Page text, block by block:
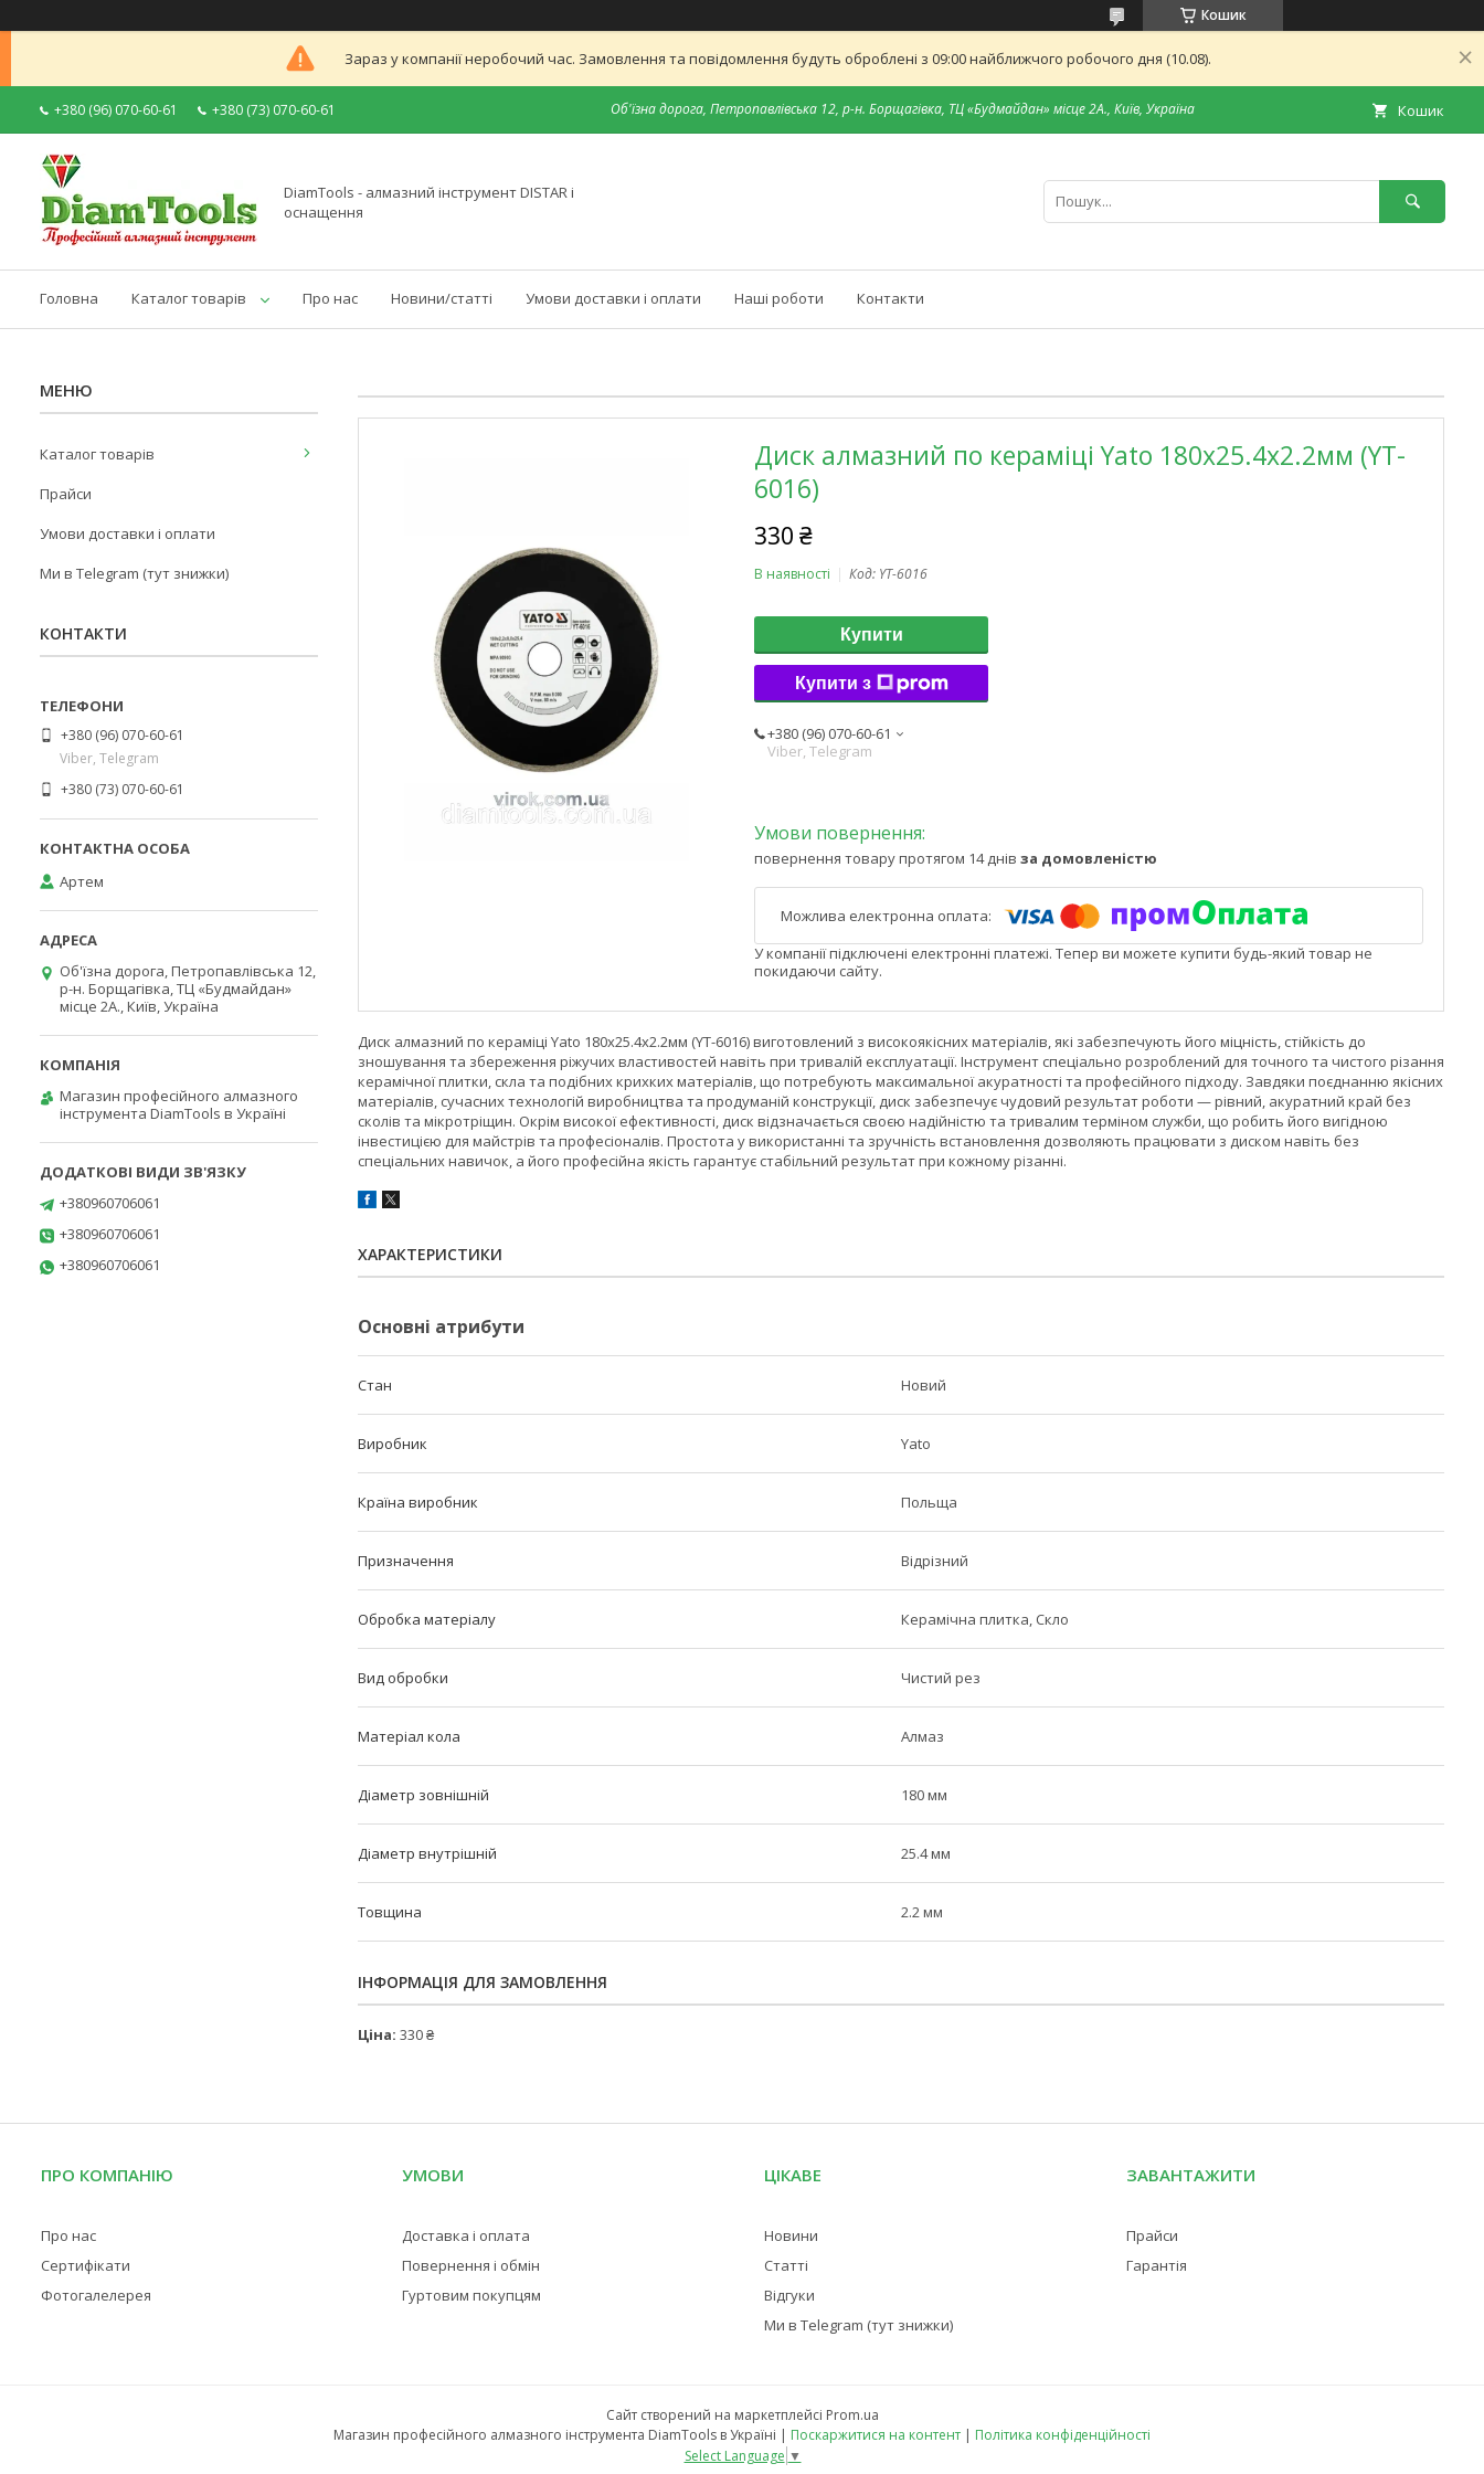
Кошик
Зараз у компанії неробочий час. Замовлення та повідомлення будуть оброблені з 09:00 найближчого робочого дня (10.08).
+380 (96) 070-60-61 +380 (73) 070-60-61 Об'їзна дорога, Петропавлівська 12, р-н. Борщагівка, ТЦ «Будмайдан» місце 2А., Київ, Україна Кошик
DiamTools - алмазний інструмент DISTAR і
оснащення
Головна Каталог товарів Про нас Новини/статті Умови доставки і оплати Наші роботи Контакти
Диск алмазний по кераміці Yato 180x25.4x2.2мм (YT-
6016)
330 ₴
В наявності Код: YT-6016
Купити
Купити з
+380 (96) 070-60-61
Viber, Telegram
повернення товару протягом 14 днів за домовленістю
У компанії підключені електронні платежі. Тепер ви можете купити будь-який товар не
покидаючи сайту.
Диск алмазний по кераміці Yato 180x25.4x2.2мм (YT-6016) виготовлений з високоякісних матеріалів, які забезпечують його міцність, стійкість до
зношування та збереження ріжучих властивостей навіть при тривалій експлуатації. Інструмент спеціально розроблений для точного та чистого різання
керамічної плитки, скла та подібних крихких матеріалів, що потребують максимальної акуратності та професійного підходу. Завдяки поєднанню якісних
матеріалів, сучасних технологій виробництва та продуманій конструкції, диск забезпечує чудовий результат роботи — рівний, акуратний край без
сколів та мікротріщин. Окрім високої ефективності, диск відзначається своєю надійністю та тривалим терміном служби, що робить його вигідною
інвестицією для майстрів та професіоналів. Простота у використанні та зручність встановлення дозволяють працювати з диском навіть без
спеціальних навичок, а його професійна якість гарантує стабільний результат при кожному різанні.
ХАРАКТЕРИСТИКИ
Основні атрибути
Стан Новий
Виробник Yato
Країна виробник Польща
Призначення Відрізний
Обробка матеріалу Керамічна плитка, Скло
Вид обробки Чистий рез
Матеріал кола Алмаз
Діаметр зовнішній 180 мм
Діаметр внутрішній 25.4 мм
Товщина 2.2 мм
ІНФОРМАЦІЯ ДЛЯ ЗАМОВЛЕННЯ
Ціна: 330 ₴
Каталог товарів
Прайси
Умови доставки і оплати
Ми в Telegram (тут знижки)
КОНТАКТИ
+380 (96) 070-60-61
Viber, Telegram
+380 (73) 070-60-61
Артем
Об'їзна дорога, Петропавлівська 12,
р-н. Борщагівка, ТЦ «Будмайдан»
місце 2А., Київ, Україна
Магазин професійного алмазного
інструмента DiamTools в Україні
+380960706061
+380960706061
+380960706061
ПРО КОМПАНІЮ
Про нас
Сертифікати
Фотогалелерея
УМОВИ
Доставка і оплата
Повернення і обмін
Гуртовим покупцям
ЦІКАВЕ
Новини
Статті
Відгуки
Ми в Telegram (тут знижки)
ЗАВАНТАЖИТИ
Прайси
Гарантія
Сайт створений на маркетплейсі Prom.ua
Магазин професійного алмазного інструмента DiamTools в Україні | Поскаржитися на контент | Політика конфіденційності
Select Language ▼